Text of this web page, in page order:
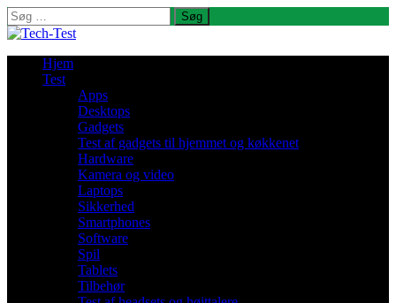
Søg
efter:
Hjem
Test
Apps
Desktops
Gadgets
Test af gadgets til hjemmet og køkkenet
Hardware
Kamera og video
Laptops
Sikkerhed
Smartphones
Software
Spil
Tablets
Tilbehør